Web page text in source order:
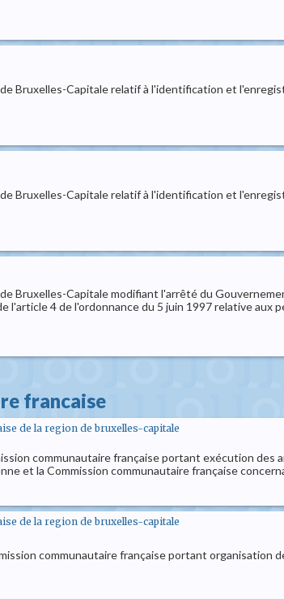
Bruxelles-Capitale relatif à l'identification et
Bruxelles-Capitale relatif à l'identification et
Bruxelles-Capitale modifiant l'arrêté du
l'article 4 de l'ordonnance du 5 juin 1997 relative aux
francaise
de la region de bruxelles-capitale
communautaire française portant exécution des
et la Commission communautaire française
de la region de bruxelles-capitale
communautaire française portant organisation